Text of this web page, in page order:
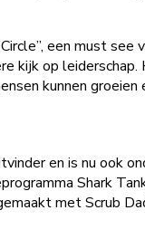
een must
kijk op
kunnen
en is nu ook
Shark
met Scrub